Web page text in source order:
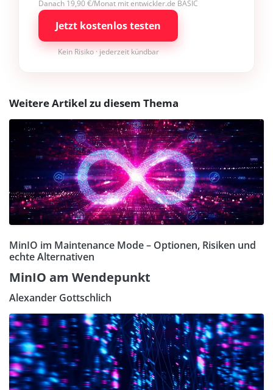
Danach 19,90 €/Monat mit entwickler.de BASIC
Jetzt kostenlos testen
Kein Risiko · jederzeit kündbar
Weitere Artikel zu diesem Thema
MinIO im Maintenance Mode – Optionen, Risiken und
echte Alternativen
MinIO am Wendepunkt
Alexander Gottschlich